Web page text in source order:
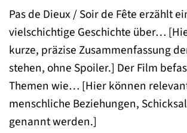
Pas de Dieux / Soir de Fête erzählt
vielschichtige Geschichte über…
kurze, präzise Zusammenfassung
stehen, ohne Spoiler.] Der Film
Themen wie… [Hier können
menschliche Beziehungen,
genannt werden.]